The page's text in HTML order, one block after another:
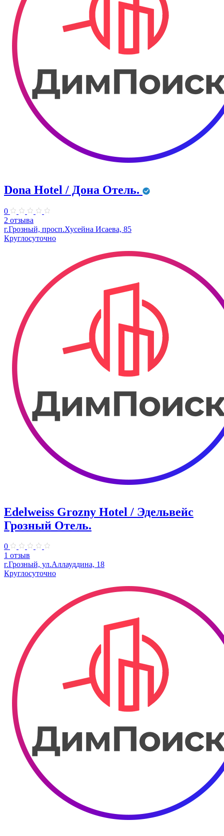
Dona Hotel / Дона Отель.
0
2 отзыва
г.Грозный, просп.Хусейна Исаева, 85
Круглосуточно
Edelweiss Grozny Hotel / Эдельвейс
Грозный Отель.
0
1 отзыв
г.Грозный, ул.Аллауддина, 18
Круглосуточно